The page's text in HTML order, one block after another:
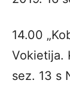
14.00
Vokietija.
sez. 13 s